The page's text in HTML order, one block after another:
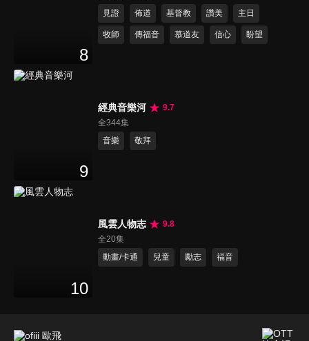
8
見證
佈道 基督教 讚美 主日
牧師 傳福音 慕道友 信心 盼望
9
經典音樂河
9.7
全344集
音樂
敬拜
10
風雲人物志
9.8
全20集
動畫/卡通
兒童 勵志 福音